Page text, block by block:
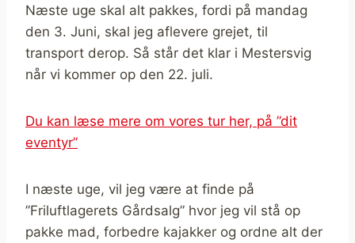
Næste uge skal alt pakkes, fordi på mandag
den 3. Juni, skal jeg aflevere grejet, til
transport derop. Så står det klar i Mestersvig
når vi kommer op den 22. juli.
Du kan læse mere om vores tur her, på ”dit
eventyr”
I næste uge, vil jeg være at finde på
”Friluftlagerets Gårdsalg” hvor jeg vil stå op
pakke mad, forbedre kajakker og ordne alt der